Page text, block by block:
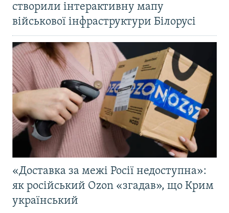
створили інтерактивну мапу
військової інфраструктури Білорусі
«Доставка за межі Росії недоступна»:
як російський Ozon «згадав», що Крим
український